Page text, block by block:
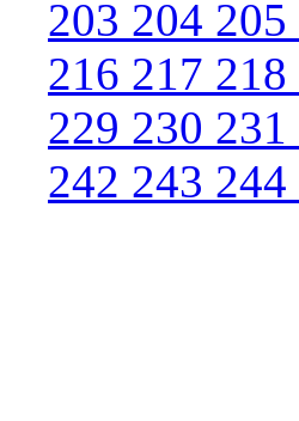
203 204 205
216 217 218
229 230 231
242 243 244